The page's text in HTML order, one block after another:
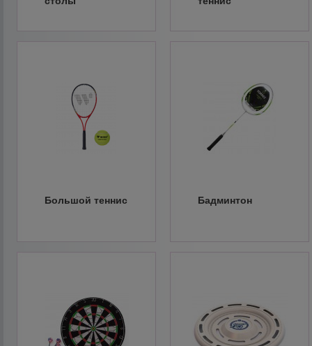
Большой теннис Бадминтон